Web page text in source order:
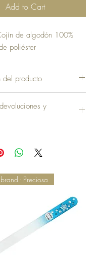
Add to Cart
de algodón 100%
poliéster
del producto
y
- Preciosa